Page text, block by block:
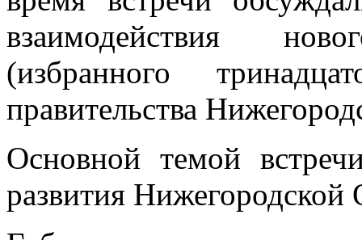
взаимодействия
(избранного
правительства
Основной темой
развития Нижегородской